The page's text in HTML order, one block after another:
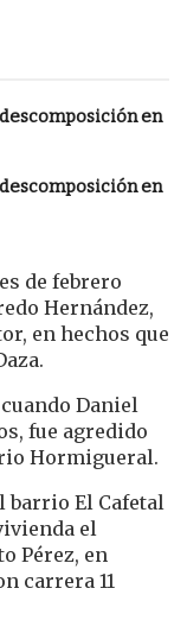
en
en
de febrero
Hernández,
en hechos que
Daniel
fue agredido
Hormigueral.
barrio El Cafetal
el
Pérez, en
carrera 11